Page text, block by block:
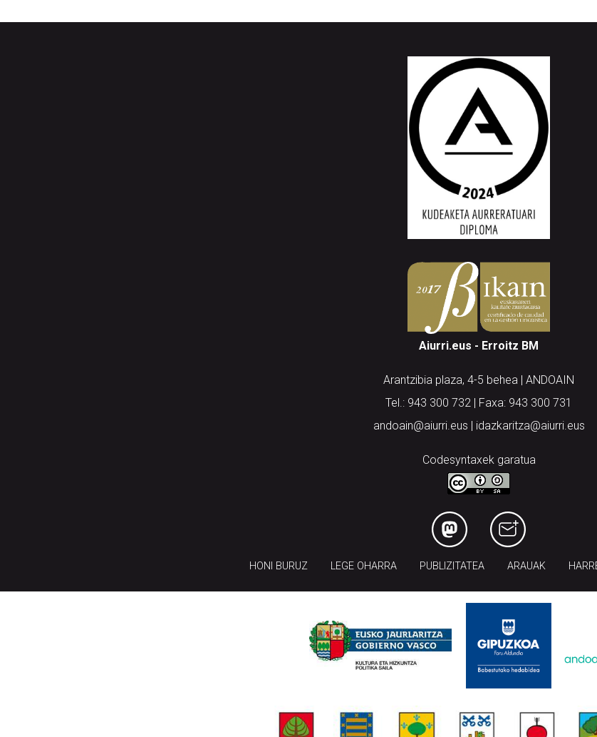
Aiurri.eus - Erroitz BM
Arantzibia plaza, 4-5 behea | ANDOAIN
Tel.: 943 300 732 | Faxa: 943 300 731
andoain@aiurri.eus | idazkaritza@aiurri.eus
Codesyntaxek garatua
HONI BURUZ LEGE OHARRA PUBLIZITATEA ARAUAK